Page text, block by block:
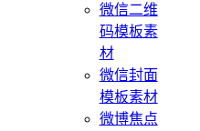
微信二维
码模板素
材
微信封面
模板素材
微博焦点